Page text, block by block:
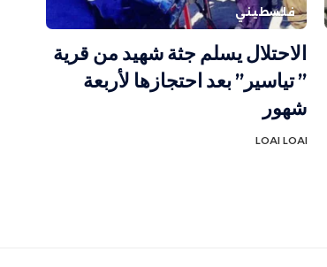
فلسطيني
الاحتلال يسلم جثة شهيد من قرية
” تياسير” بعد احتجازها لأربعة
شهور
LOAI LOAI